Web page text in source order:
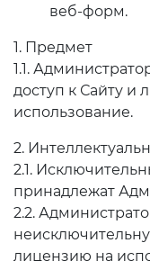
веб-форм.
1. Предмет
1.1.
доступ к Сайту и
использование.
2.
2.1.
принадлежат
2.2.
лицензию на